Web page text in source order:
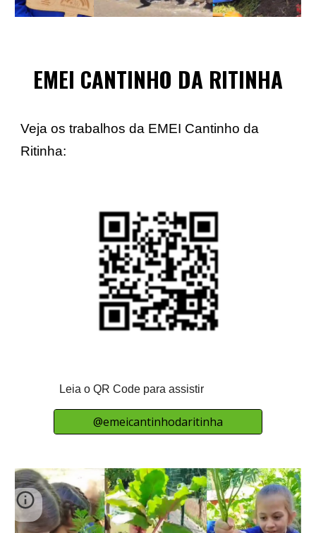
EMEI CANTINHO DA RITINHA
Veja os trabalhos da EMEI Cantinho da
Ritinha:
Leia o QR Code para assistir
@emeicantinhodaritinha